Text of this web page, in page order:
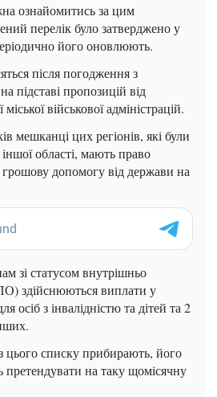
ознайомитись за цим
перелік було затверджено у
його оновлюють.
після погодження з
підставі пропозицій від
військової адміністрацій.
мешканці цих регіонів, які були
області, мають право
допомогу від держави на
зі статусом внутрішньо
здійснюються виплати у
осіб з інвалідністю та дітей та 2
цього списку прибирають, його
на таку щомісячну